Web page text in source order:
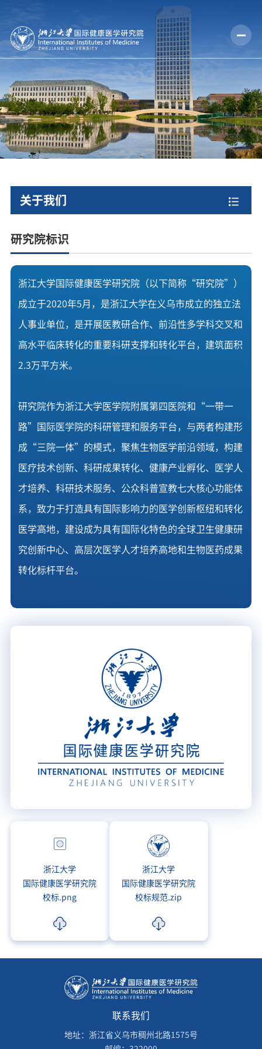
关于我们
研究院标识
浙江大学国际健康医学研究院（以下简称“研究院”）
成立于2020年5月，是浙江大学在义乌市成立的独立法
人事业单位，是开展医教研合作、前沿性多学科交叉和
高水平临床转化的重要科研支撑和转化平台，建筑面积
2.3万平方米。
研究院作为浙江大学医学院附属第四医院和“一带一
路”国际医学院的科研管理和服务平台，与两者构建形
成“三院一体”的模式，聚焦生物医学前沿领域，构建
医疗技术创新、科研成果转化、健康产业孵化、医学人
才培养、科研技术服务、公众科普宣教七大核心功能体
系，致力于打造具有国际影响力的医学创新枢纽和转化
医学高地，建设成为具有国际化特色的全球卫生健康研
究创新中心、高层次医学人才培养高地和生物医药成果
转化标杆平台。
浙江大学
国际健康医学研究院
校标.png
浙江大学
国际健康医学研究院
校标规范.zip
联系我们
地址：浙江省义乌市稠州北路1575号